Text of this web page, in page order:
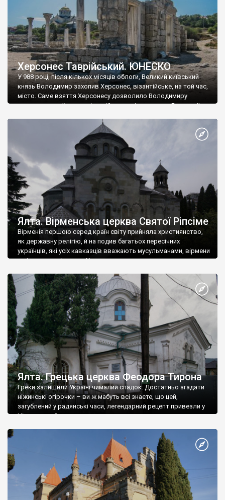
Херсонес Таврійський. ЮНЕСКО
У 988 році, після кількох місяців облоги, Великий київський
князь Володимир захопив Херсонес, візантійське, на той час,
місто. Саме взяття Херсонесу дозволило Володимиру
диктувати свої умови візантійському імператору Василю ІІ, та
Херсонесі Володимир-язичник, став Василем-християнином.
А потім було Хрещення Русі. На честь Херсонесу Таврійського
Ялта. Вірменська церква Святої Ріпсіме
Вірменія першою серед країн світу прийняла християнство,
як державну релігію, й на подив багатьох пересічних
українців, які усіх кавказців вважають мусульманами, вірмени
є відданими вірянами Христа
Ялта. Грецька церква Феодора Тирона
Греки залишили Україні чималий спадок. Достатньо згадати
ніжинські огірочки – ви ж мабуть всі знаєте, що цей,
загублений у радянські часи, легендарний рецепт привезли у
Ніжин греки?